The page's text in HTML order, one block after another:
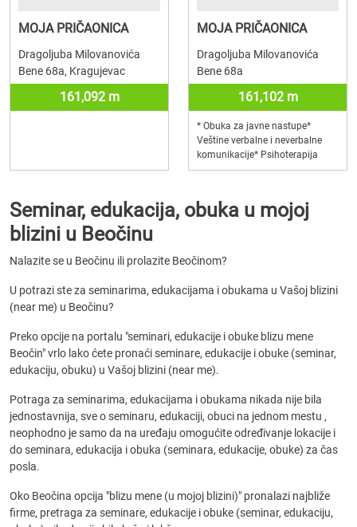
MOJA PRIČAONICA
Dragoljuba Milovanovića
Bene 68a, Kragujevac
161,092 m
MOJA PRIČAONICA
Dragoljuba Milovanovića
Bene 68a
161,102 m
* Obuka za javne nastupe*
Veštine verbalne i neverbalne
komunikacije* Psihoterapija
Seminar, edukacija, obuka u mojoj
blizini u Beočinu
Nalazite se u Beočinu ili prolazite Beočinom?
U potrazi ste za seminarima, edukacijama i obukama u Vašoj blizini
(near me) u Beočinu?
Preko opcije na portalu "seminari, edukacije i obuke blizu mene
Beočin" vrlo lako ćete pronaći seminare, edukacije i obuke (seminar,
edukaciju, obuku) u Vašoj blizini (near me).
Potraga za seminarima, edukacijama i obukama nikada nije bila
jednostavnija, sve o seminaru, edukaciji, obuci na jednom mestu ,
neophodno je samo da na uređaju omogućite određivanje lokacije i
do seminara, edukacija i obuka (seminara, edukacije, obuke) za čas
posla.
Oko Beočina opcija "blizu mene (u mojoj blizini)" pronalazi najbliže
firme, pretraga za seminare, edukacije i obuke (seminar, edukaciju,